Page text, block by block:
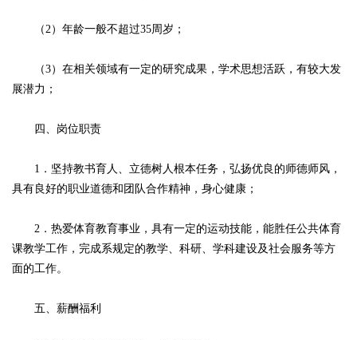
（2）年龄一般不超过35周岁；
（3）在相关领域有一定的研究成果，学术思想活跃，有较大发
展潜力；
四、岗位职责
1．坚持教书育人、立德树人根本任务，弘扬优良的师德师风，
具有良好的职业道德和团队合作精神，身心健康；
2．热爱体育教育事业，具有一定的运动技能，能胜任公共体育
课教学工作，完成系规定的教学、科研、学科建设及社会服务等方
面的工作。
五、薪酬福利